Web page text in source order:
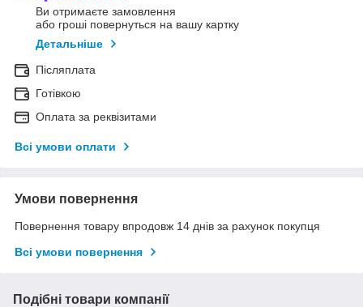
Ви отримаєте замовлення
або гроші повернуться на вашу картку
Детальніше
Післяплата
Готівкою
Оплата за реквізитами
Всі умови оплати
Умови повернення
Повернення товару впродовж 14 днів за рахунок покупця
Всі умови повернення
Подібні товари компанії